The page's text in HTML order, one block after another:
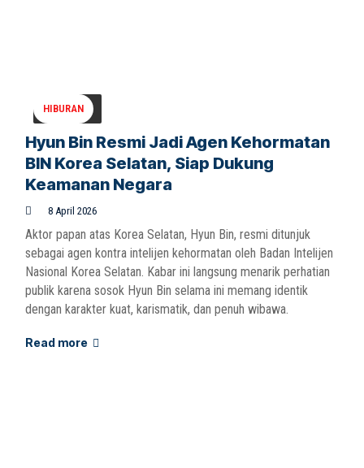
HIBURAN
Hyun Bin Resmi Jadi Agen Kehormatan
BIN Korea Selatan, Siap Dukung
Keamanan Negara
8 April 2026
Aktor papan atas Korea Selatan, Hyun Bin, resmi ditunjuk
sebagai agen kontra intelijen kehormatan oleh Badan Intelijen
Nasional Korea Selatan. Kabar ini langsung menarik perhatian
publik karena sosok Hyun Bin selama ini memang identik
dengan karakter kuat, karismatik, dan penuh wibawa.
Read more